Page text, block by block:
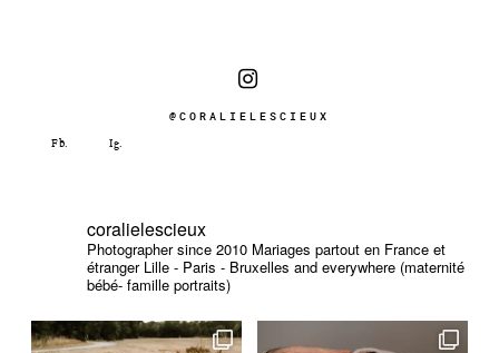
@CORALIELESCIEUX
coralielescieux
Photographer since 2010 Mariages partout en France et
étranger Lille - Paris - Bruxelles and everywhere (maternité
bébé- famille portraits)